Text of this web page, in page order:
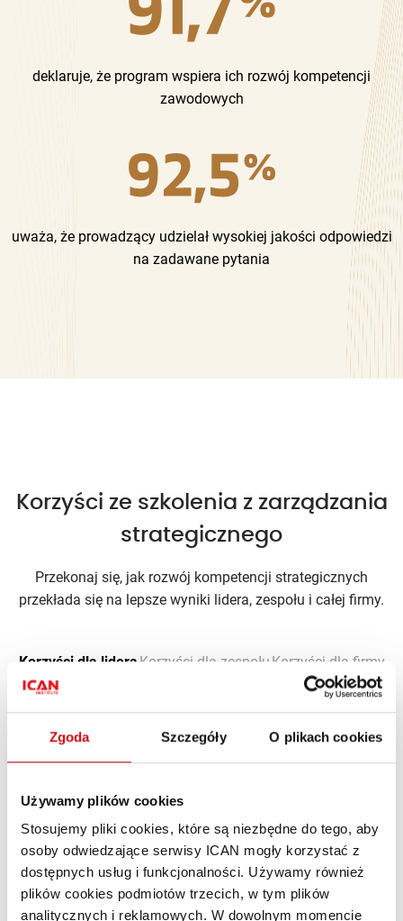
Zgoda Szczegóły O plikach cookies
Używamy plików cookies
Stosujemy pliki cookies, które są niezbędne do tego, aby
osoby odwiedzające serwisy ICAN mogły korzystać z
dostępnych usług i funkcjonalności. Używamy również
plików cookies podmiotów trzecich, w tym plików
analitycznych i reklamowych. W dowolnym momencie
deklaruje, że program wspiera ich rozwój kompetencji
zawodowych
uważa, że prowadzący udzielał wysokiej jakości odpowiedzi
na zadawane pytania
Korzyści ze szkolenia z zarządzania
strategicznego
Przekonaj się, jak rozwój kompetencji strategicznych
przekłada się na lepsze wyniki lidera, zespołu i całej firmy.
Korzyści dla lidera Korzyści dla zespołu Korzyści dla firmy